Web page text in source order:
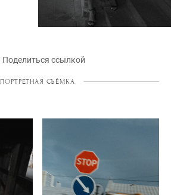
Поделиться ссылкой
ПОРТРЕТНАЯ СЪЁМКА